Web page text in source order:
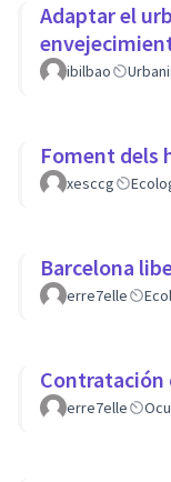
Adaptar el
ibilbao
Foment dels
xesccg
Barcelona
erre7elle
Contratación
erre7elle